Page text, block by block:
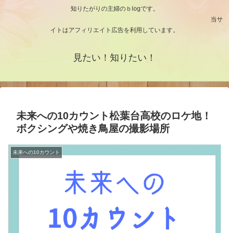
知りたがりの主婦のｂlogです。
当サ
イトはアフィリエイト広告を利用しています。
見たい！知りたい！
未来への10カウント松葉台高校のロケ地！
ボクシングや焼き鳥屋の撮影場所
未来への10カウント